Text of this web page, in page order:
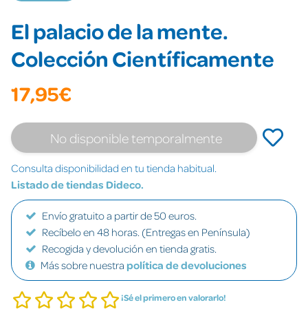
El palacio de la mente.
Colección Científicamente
17,95€
No disponible temporalmente
Consulta disponibilidad en tu tienda habitual.
Listado de tiendas Dideco.
Envío gratuito a partir de 50 euros.
Recíbelo en 48 horas. (Entregas en Península)
Recogida y devolución en tienda gratis.
Más sobre nuestra política de devoluciones
¡Sé el primero en valorarlo!